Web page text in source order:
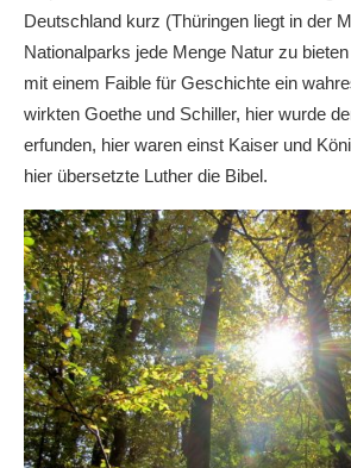
Deutschland kurz (Thüringen liegt in der
Nationalparks jede Menge Natur zu
mit einem Faible für Geschichte ein
wirkten Goethe und Schiller, hier wurde
erfunden, hier waren einst Kaiser und
hier übersetzte Luther die Bibel.